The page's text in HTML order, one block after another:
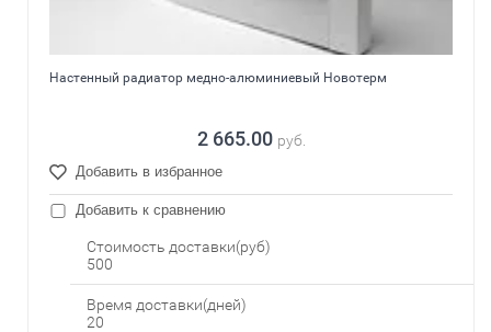
Настенный радиатор медно-алюминиевый Новотерм
2 665.00 руб.
Добавить в избранное
Добавить к сравнению
Стоимость доставки(руб)
500
Время доставки(дней)
20